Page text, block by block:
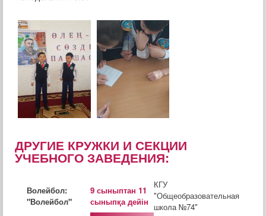
ДРУГИЕ КРУЖКИ И СЕКЦИИ
УЧЕБНОГО ЗАВЕДЕНИЯ:
Волейбол:
"Волейбол"
9 сыныптан 11
сыныпқа дейін
КГУ
"Общеобразовательная
школа №74"